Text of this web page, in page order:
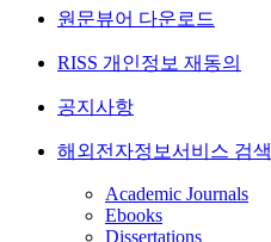
원문뷰어 다운로드
RISS 개인정보 재동의
공지사항
해외전자정보서비스 검색
Academic Journals
Ebooks
Dissertations